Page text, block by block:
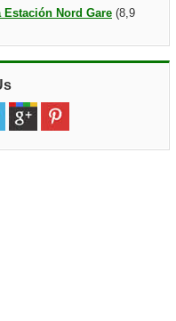
Estación Nord Gare (8,9
Vicent Martir, 171,
Tren Ave, Valencia,
Massanassa
(28,8 km)